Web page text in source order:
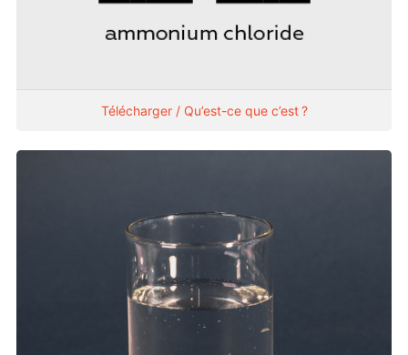
Télécharger / Qu’est-ce que c’est ?